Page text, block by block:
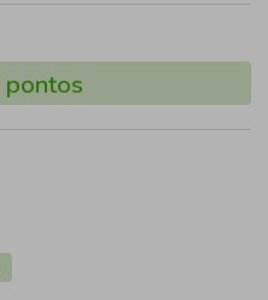
pontos